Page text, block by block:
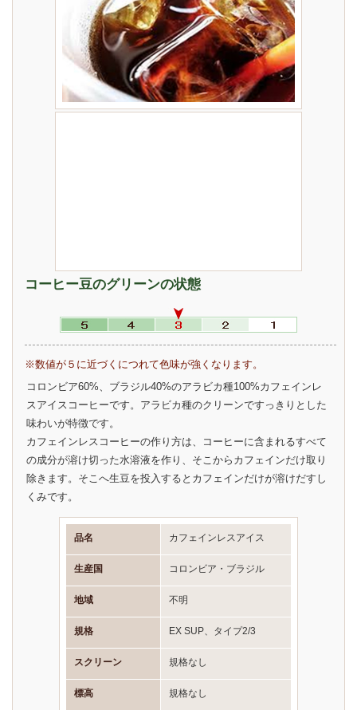
コーヒー豆のグリーンの状態
※数値が５に近づくにつれて色味が強くなります。
コロンビア60%、ブラジル40%のアラビカ種100%カフェインレ
スアイスコーヒーです。アラビカ種のクリーンですっきりとした
味わいが特徴です。
カフェインレスコーヒーの作り方は、コーヒーに含まれるすべて
の成分が溶け切った水溶液を作り、そこからカフェインだけ取り
除きます。そこへ生豆を投入するとカフェインだけが溶けだすし
くみです。
品名 カフェインレスアイス
生産国 コロンビア・ブラジル
地域 不明
規格 EX SUP、タイプ2/3
スクリーン 規格なし
標高 規格なし